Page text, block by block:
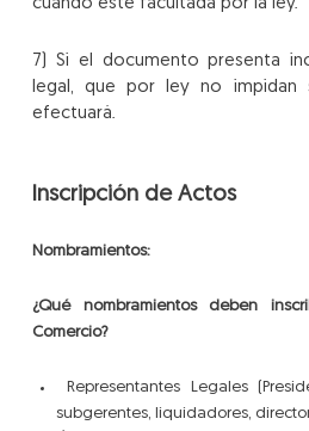
cuando esté facultada por la ley.
7) Si el documento presenta
legal, que por ley no impidan
efectuará.
Inscripción de Actos
Nombramientos:
¿Qué nombramientos deben
Comercio?
Representantes Legales
subgerentes, liquidadores,